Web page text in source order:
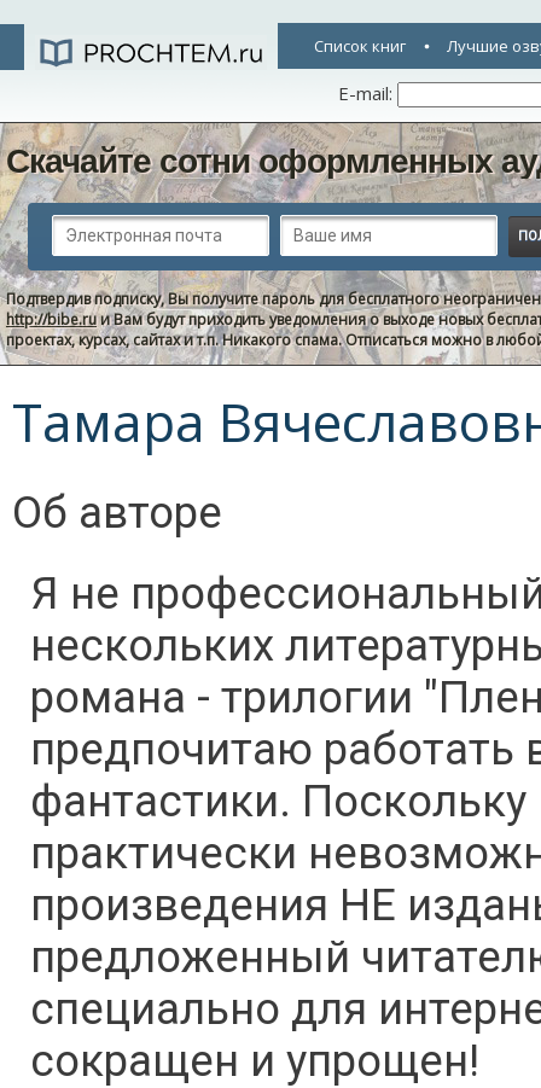
Список книг Лучшие
E-mail:
Скачайте сотни оформленных
Подтвердив подписку, Вы получите пароль для бесплатного
http://bibe.ruи Вам будут приходить уведомления о выходе новых
проектах, курсах, сайтах и т.п. Никакого спама. Отписаться можно в
Тамара
Об авторе
Я не
нескольких
романа - трилогии
предпочитаю работать
фантастики.
практически
произведения НЕ
предложенный
специально для
сокращен и упрощен!